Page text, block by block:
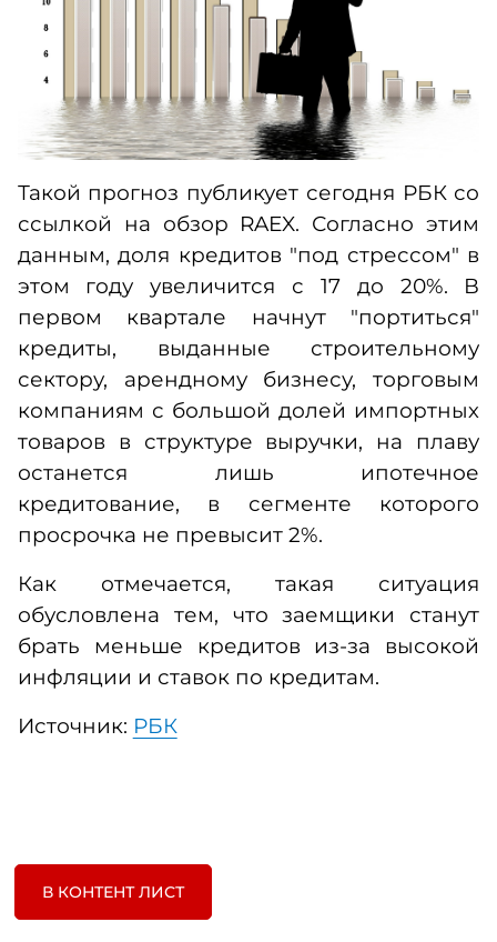
Такой прогноз публикует сегодня РБК со
ссылкой на обзор RAEX. Согласно этим
данным, доля кредитов "под стрессом" в
этом году увеличится с 17 до 20%. В
первом квартале начнут "портиться"
кредиты, выданные строительному
сектору, арендному бизнесу, торговым
компаниям с большой долей импортных
товаров в структуре выручки, на плаву
останется лишь ипотечное
кредитование, в сегменте которого
просрочка не превысит 2%.
Как отмечается, такая ситуация
обусловлена тем, что заемщики станут
брать меньше кредитов из-за высокой
инфляции и ставок по кредитам.
Источник: РБК
В КОНТЕНТ ЛИСТ